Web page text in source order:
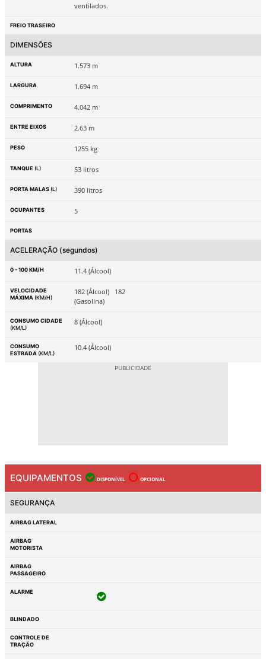
ventilados.
FREIO TRASEIRO
DIMENSÕES
ALTURA 1.573 m
LARGURA 1.694 m
COMPRIMENTO 4.042 m
ENTRE EIXOS 2.63 m
PESO 1255 kg
TANQUE (L) 53 litros
PORTA MALAS (L) 390 litros
OCUPANTES 5
PORTAS
ACELERAÇÃO (segundos)
0 - 100 KM/H 11.4 (Álcool)
VELOCIDADE
MÁXIMA (KM/H)
182 (Álcool) 182
(Gasolina)
CONSUMO CIDADE
(KM/L)
8 (Álcool)
CONSUMO
ESTRADA (KM/L)
10.4 (Álcool)
EQUIPAMENTOS DISPONÍVEL OPCIONAL
SEGURANÇA
AIRBAG LATERAL
AIRBAG
MOTORISTA
AIRBAG
PASSAGEIRO
ALARME
BLINDADO
CONTROLE DE
TRAÇÃO